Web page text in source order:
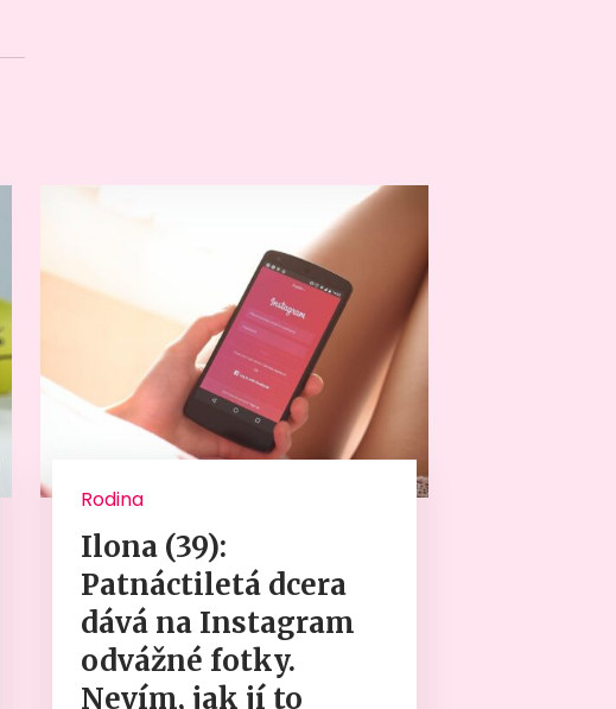
Rodina
Ilona (39):
Patnáctiletá dcera
dává na Instagram
odvážné fotky.
Nevím, jak jí to